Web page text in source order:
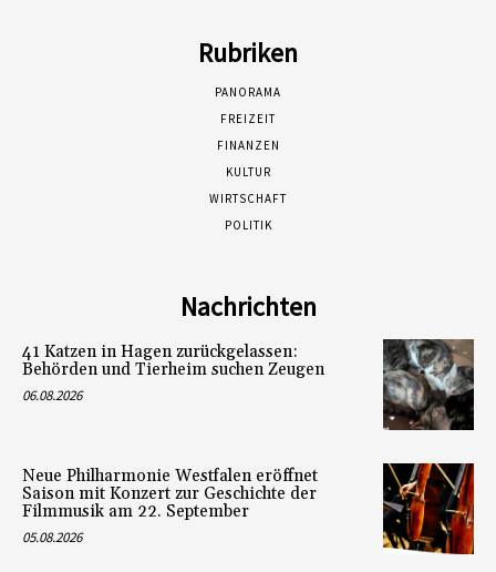
Rubriken
PANORAMA
FREIZEIT
FINANZEN
KULTUR
WIRTSCHAFT
POLITIK
Nachrichten
41 Katzen in Hagen zurückgelassen:
Behörden und Tierheim suchen Zeugen
06.08.2026
Neue Philharmonie Westfalen eröffnet
Saison mit Konzert zur Geschichte der
Filmmusik am 22. September
05.08.2026